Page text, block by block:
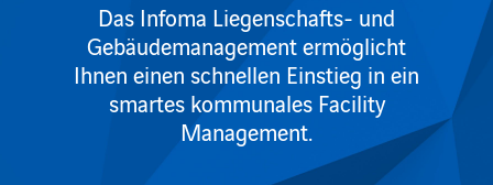
Das Infoma Liegenschafts- und
Gebäudemanagement ermöglicht
Ihnen einen schnellen Einstieg in ein
smartes kommunales Facility
Management.